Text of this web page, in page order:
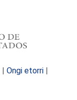
| Ongi etorri |